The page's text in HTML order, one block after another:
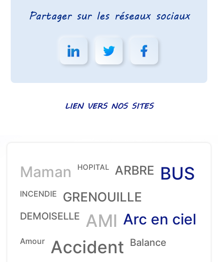
Partager sur les réseaux sociaux
LIEN VERS NOS SITES
Maman HOPITAL ARBRE BUS
INCENDIE GRENOUILLE
DEMOISELLE AMI Arc en ciel
Amour Accident Balance